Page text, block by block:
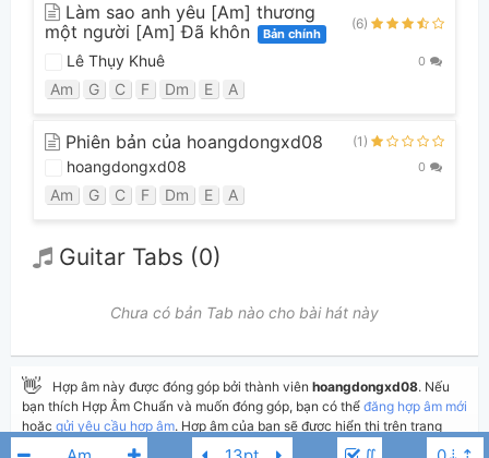
Làm sao anh yêu [Am] thương
một người [Am] Đã khôn
Bản chính
(6)
Lê Thụy Khuê 0
Am G C F Dm E A
Phiên bản của hoangdongxd08 (1)
hoangdongxd08 0
Am G C F Dm E A
Guitar Tabs (0)
Chưa có bản Tab nào cho bài hát này
👋 Hợp âm này được đóng góp bởi thành viên hoangdongxd08. Nếu
bạn thích Hợp Âm Chuẩn và muốn đóng góp, bạn có thể đăng hợp âm mới
hoặc gửi yêu cầu hợp âm. Hợp âm của bạn sẽ được hiển thị trên trang
chủ cho tất cả mọi người tra cứu.